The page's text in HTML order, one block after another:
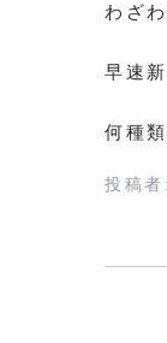
わざ
早速
何種
投稿